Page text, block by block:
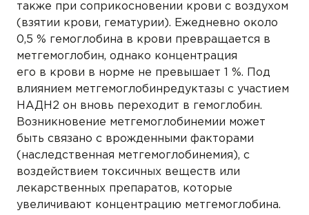
также при соприкосновении крови с воздухом
(взятии крови, гематурии). Ежедневно около
0,5 % гемоглобина в крови превращается в
метгемоглобин, однако концентрация
его в крови в норме не превышает 1 %. Под
влиянием метгемоглобинредуктазы с участием
НАДН2 он вновь переходит в гемоглобин.
Возникновение метгемоглобинемии может
быть связано с врожденными факторами
(наследственная метгемоглобинемия), с
воздействием токсичных веществ или
лекарственных препаратов, которые
увеличивают концентрацию метгемоглобина.